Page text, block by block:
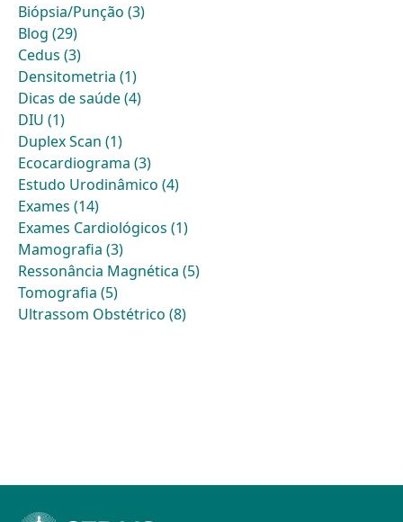
Biópsia/Punção (3)
Blog (29)
Cedus (3)
Densitometria (1)
Dicas de saúde (4)
DIU (1)
Duplex Scan (1)
Ecocardiograma (3)
Estudo Urodinâmico (4)
Exames (14)
Exames Cardiológicos (1)
Mamografia (3)
Ressonância Magnética (5)
Tomografia (5)
Ultrassom Obstétrico (8)